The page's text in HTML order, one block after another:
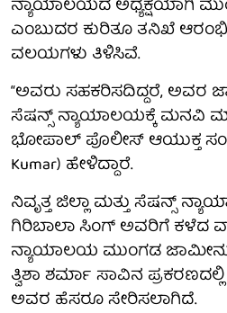
ನ್ಯಾಯಾಲಯದ ಅಧ್ಯಕ್ಷೆಯಾಗಿ
ಎಂಬುದರ ಕುರಿತೂ ತನಿಖೆ
ವಲಯಗಳು ತಿಳಿಸಿವೆ.
“ಅವರು ಸಹಕರಿಸದಿದ್ದರೆ, ಅವರ
ಸೆಷನ್ಸ್ ನ್ಯಾಯಾಲಯಕ್ಕೆ ಮನವಿ
ಭೋಪಾಲ್ ಪೊಲೀಸ್ ಆಯುಕ್ತ
Kumar) ಹೇಳಿದ್ದಾರೆ.
ನಿವೃತ್ತ ಜಿಲ್ಲಾ ಮತ್ತು ಸೆಷನ್ಸ್
ಗಿರಿಬಾಲಾ ಸಿಂಗ್ ಅವರಿಗೆ ಕಳೆದ
ನ್ಯಾಯಾಲಯ ಮುಂಗಡ
ತ್ವಿಶಾ ಶರ್ಮಾ ಸಾವಿನ
ಅವರ ಹೆಸರೂ ಸೇರಿಸಲಾಗಿದೆ.